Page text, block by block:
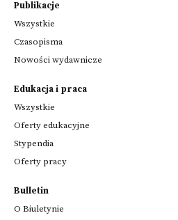
Publikacje
Wszystkie
Czasopisma
Nowości wydawnicze
Edukacja i praca
Wszystkie
Oferty edukacyjne
Stypendia
Oferty pracy
Bulletin
O Biuletynie